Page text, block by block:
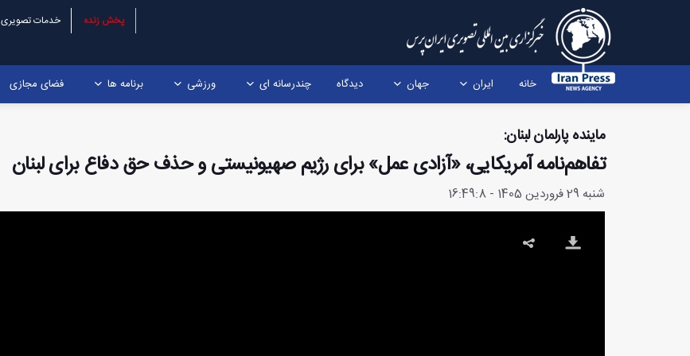
پخش زنده خدمات تصویری
خانه ایران جهان دیدگاه چندرسانه ای ورزشی برنامه ها فضای مجازی
ماینده پارلمان لبنان:
تفاهم‌نامه آمریکایی، «آزادی عمل» برای رژیم صهیونیستی و حذف حق دفاع برای لبنان
شنبه 29 فروردین 1405 - 16:49:8